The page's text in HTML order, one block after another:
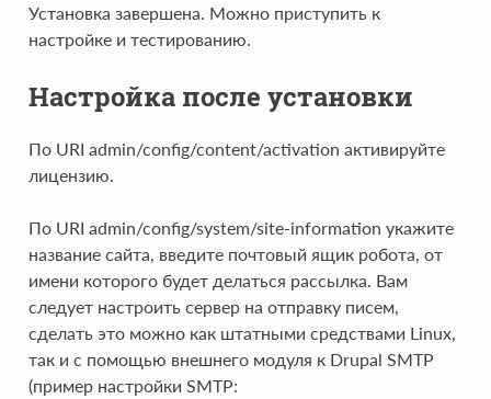
Установка завершена. Можно приступить к
настройке и тестированию.
Настройка после установки
По URI admin/config/content/activation активируйте
лицензию.
По URI admin/config/system/site-information укажите
название сайта, введите почтовый ящик робота, от
имени которого будет делаться рассылка. Вам
следует настроить сервер на отправку писем,
сделать это можно как штатными средствами Linux,
так и с помощью внешнего модуля к Drupal SMTP
(пример настройки SMTP: